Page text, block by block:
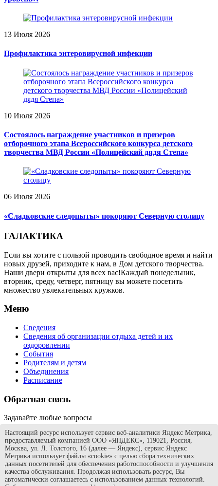
13 Июля 2026
Профилактика энтеровирусной инфекции
10 Июля 2026
Состоялось награждение участников и призеров
отборочного этапа Всероссийского конкурса детского
творчества МВД России «Полицейский дядя Степа»
06 Июля 2026
«Сладковские следопыты» покоряют Северную столицу
ГАЛАКТИКА
Если вы хотите с пользой проводить свободное время и найти
новых друзей, приходите к нам, в Дом детского творчества.
Наши двери открыты для всех вас!Каждый понедельник,
вторник, среду, четверг, пятницу вы можете посетить
множество увлекательных кружков.
Меню
Сведения
Сведения об организации отдыха детей и их
оздоровлении
События
Родителям и детям
Объединения
Расписание
Обратная связь
Задавайте любые вопросы
627610 Тюменская область, Сладковский район, село
Сладково, улица Гурьева, дом 89
+7 (34555) 23-3-05
sladkovo-zdt@obl72.ru
©МАУ ДО ДДТ «Галактика»2015-2026
Настоящий ресурс использует сервис веб-аналитики Яндекс Метрика,
предоставляемый компанией ООО «ЯНДЕКС», 119021, Россия,
Москва, ул. Л. Толстого, 16 (далее — Яндекс), сервис Яндекс
Метрика использует файлы «cookie» с целью сбора технических
данных посетителей для обеспечения работоспособности и улучшения
качества обслуживания. Продолжая использовать ресурс, Вы
автоматически соглашаетесь с использованием данных технологий.